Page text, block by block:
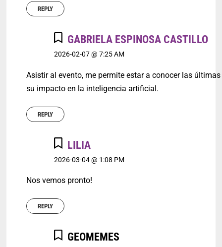
REPLY
GABRIELA ESPINOSA CASTILLO
2026-02-07 @ 7:25 AM
Asistir al evento, me permite estar a conocer las
su impacto en la inteligencia artificial.
REPLY
LILIA
2026-03-04 @ 1:08 PM
Nos vemos pronto!
REPLY
GEOMEMES